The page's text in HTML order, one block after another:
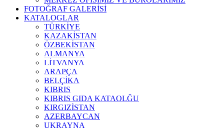
FOTOĞRAF GALERİSİ
KATALOGLAR
TÜRKİYE
KAZAKİSTAN
ÖZBEKİSTAN
ALMANYA
LİTVANYA
ARAPÇA
BELÇİKA
KIBRIS
KIBRIS GIDA KATAOLĞU
KIRGIZİSTAN
AZERBAYCAN
UKRAYNA